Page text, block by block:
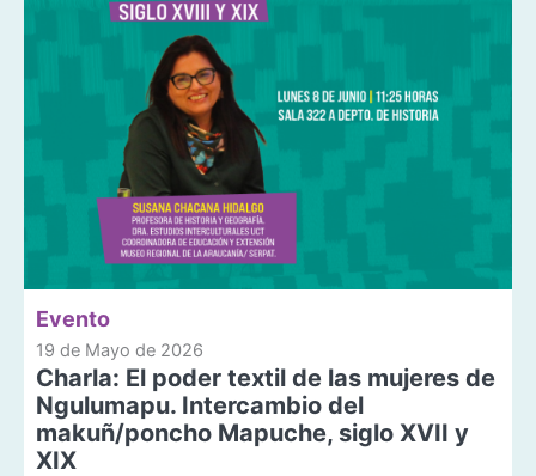
Evento
19 de Mayo de 2026
Charla: El poder textil de las mujeres de
Ngulumapu. Intercambio del
makuñ/poncho Mapuche, siglo XVII y
XIX